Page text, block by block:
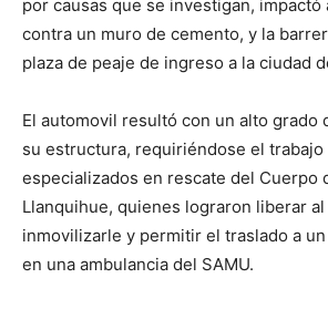
por causas que se investigan, impactó
contra un muro de cemento, y la
plaza de peaje de ingreso a la ciudad
El automovil resultó con un alto grado
su estructura, requiriéndose el
especializados en rescate del Cuerpo
Llanquihue, quienes lograron liberar
inmovilizarle y permitir el traslado a
en una ambulancia del SAMU.